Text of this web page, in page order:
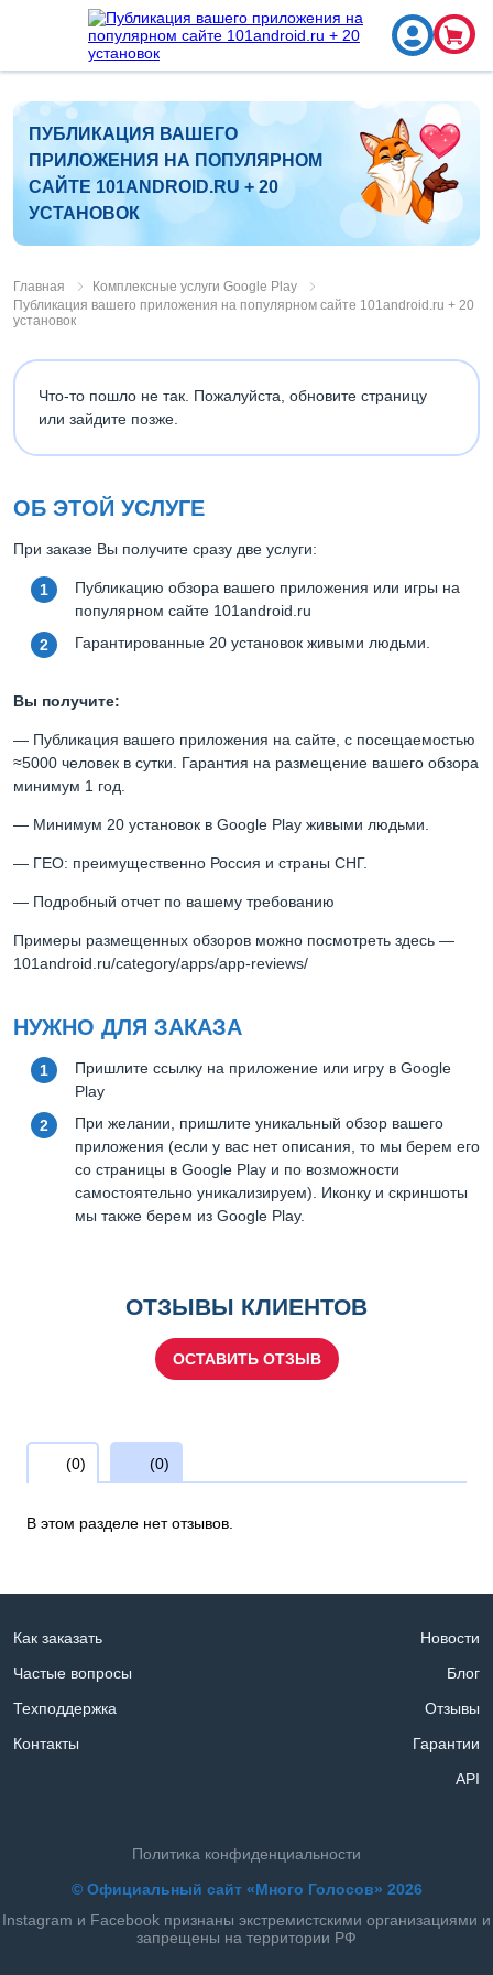
ПУБЛИКАЦИЯ ВАШЕГО
ПРИЛОЖЕНИЯ НА ПОПУЛЯРНОМ
САЙТЕ 101ANDROID.RU + 20
УСТАНОВОК
Главная
Комплексные услуги Google Play
Публикация вашего приложения на популярном сайте 101android.ru + 20
установок
Что-то пошло не так. Пожалуйста, обновите страницу
или зайдите позже.
ОБ ЭТОЙ УСЛУГЕ
При заказе Вы получите сразу две услуги:
Публикацию обзора вашего приложения или игры на
популярном сайте 101android.ru
Гарантированные 20 установок живыми людьми.
Вы получите:
— Публикация вашего приложения на сайте, с посещаемостью
≈5000 человек в сутки. Гарантия на размещение вашего обзора
минимум 1 год.
— Минимум 20 установок в Google Play живыми людьми.
— ГЕО: преимущественно Россия и страны СНГ.
— Подробный отчет по вашему требованию
Примеры размещенных обзоров можно посмотреть здесь —
101android.ru/category/apps/app-reviews/
НУЖНО ДЛЯ ЗАКАЗА
Пришлите ссылку на приложение или игру в Google
Play
При желании, пришлите уникальный обзор вашего
приложения (если у вас нет описания, то мы берем его
со страницы в Google Play и по возможности
самостоятельно уникализируем). Иконку и скриншоты
мы также берем из Google Play.
ОТЗЫВЫ КЛИЕНТОВ
ОСТАВИТЬ ОТЗЫВ
(0) (0)
В этом разделе нет отзывов.
Как заказать
Частые вопросы
Техподдержка
Контакты
Новости
Блог
Отзывы
Гарантии
API
Политика конфиденциальности
© Официальный сайт «Много Голосов» 2026
Instagram и Facebook признаны экстремистскими организациями и
запрещены на территории РФ